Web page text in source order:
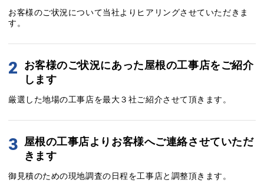
お客様のご状況について当社よりヒアリングさせていただきま
す。
2
お客様のご状況にあった屋根の工事店をご紹介
します
厳選した地場の工事店を最大３社ご紹介させて頂きます。
3 屋根の工事店よりお客様へご連絡させていただ
きます
御見積のための現地調査の日程を工事店と調整頂きます。